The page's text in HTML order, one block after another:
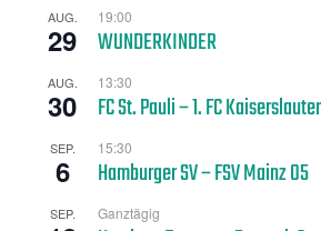
AUG.
29
19:00
WUNDERKINDER
AUG.
30
13:30
FC St. Pauli – 1. FC
SEP.
6
15:30
Hamburger SV – FSV Mainz 05
SEP. Ganztägig